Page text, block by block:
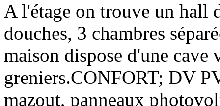
A l'étage on trouve un hall
douches, 3 chambres
maison dispose d'une cave
greniers.CONFORT; DV
mazout, panneaux